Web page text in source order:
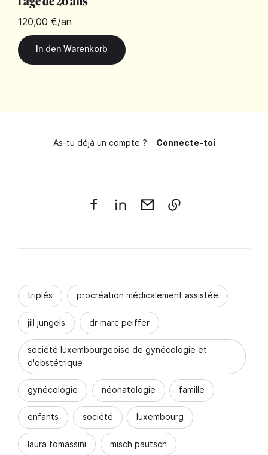
120,00 €/an
As-tu déjà un compte ? Connecte-toi
triplés procréation médicalement assistée
jill jungels dr marc peiffer
société luxembourgeoise de gynécologie et
d'obstétrique
gynécologie néonatologie famille
enfants société luxembourg
laura tomassini misch pautsch